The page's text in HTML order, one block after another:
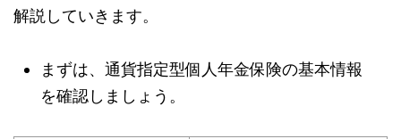
解説していきます。
まずは、通貨指定型個人年金保険の基本情報
を確認しましょう。